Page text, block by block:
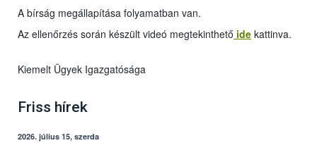
A bírság megállapítása folyamatban van.
Az ellenőrzés során készült videó megtekinthető ide kattinva.
Kiemelt Ügyek Igazgatósága
Friss hírek
2026. július 15, szerda